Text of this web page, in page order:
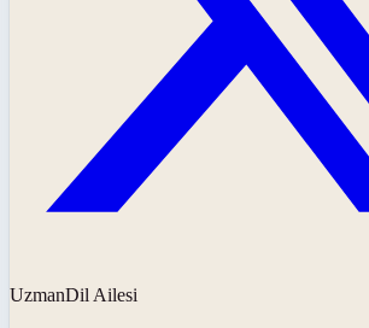
UzmanDil Ailesi